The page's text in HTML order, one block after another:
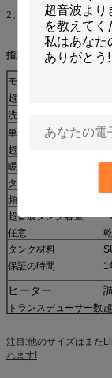
2。 輸出木の場合と詰ま
指定:
モデルいいえ。
超音波タンク
洗浄タンク
単位のサイズ
超音波力
暖房力
タイマー:
頻度
超音波タンク容量
任意
タンク材料
保証の時間
1
ヒーター
トランスデューサー数
注目:他のサイズはまた
れます!